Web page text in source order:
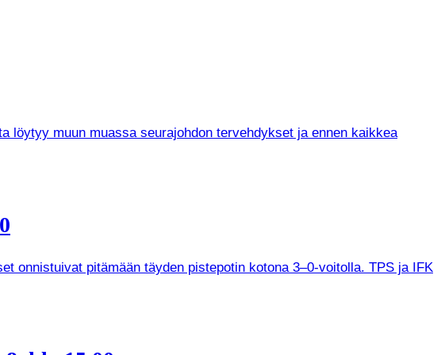
löytyy muun muassa seurajohdon tervehdykset ja ennen kaikkea
onnistuivat pitämään täyden pistepotin kotona 3–0-voitolla. TPS ja IFK